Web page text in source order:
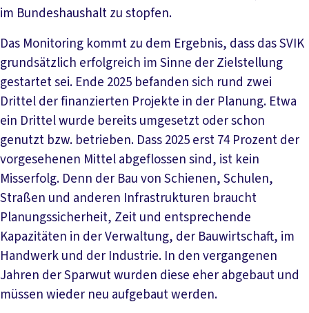
im Bundeshaushalt zu stopfen.
Das Monitoring kommt zu dem Ergebnis, dass das SVIK
grundsätzlich erfolgreich im Sinne der Zielstellung
gestartet sei. Ende 2025 befanden sich rund zwei
Drittel der finanzierten Projekte in der Planung. Etwa
ein Drittel wurde bereits umgesetzt oder schon
genutzt bzw. betrieben. Dass 2025 erst 74 Prozent der
vorgesehenen Mittel abgeflossen sind, ist kein
Misserfolg. Denn der Bau von Schienen, Schulen,
Straßen und anderen Infrastrukturen braucht
Planungssicherheit, Zeit und entsprechende
Kapazitäten in der Verwaltung, der Bauwirtschaft, im
Handwerk und der Industrie. In den vergangenen
Jahren der Sparwut wurden diese eher abgebaut und
müssen wieder neu aufgebaut werden.